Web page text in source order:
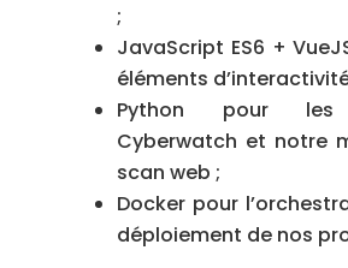
;
JavaScript ES6 +
éléments
Python pour les
Cyberwatch et notre
scan web ;
Docker pour
déploiement de nos